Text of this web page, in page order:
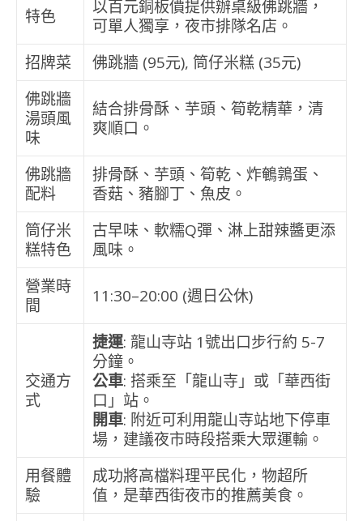
特色
以百元銅板價提供辦桌級佛跳牆，
可單人獨享，夜市排隊名店。
招牌菜
佛跳牆 (95元), 筒仔米糕 (35元)
佛跳牆
湯頭風
味
結合排骨酥、芋頭、筍乾精華，清
爽順口。
佛跳牆
配料
排骨酥、芋頭、筍乾、炸鵪鶉蛋、
香菇、豬腳丁、魚皮。
筒仔米
糕特色
古早味、軟糯Q彈、淋上甜辣醬更添
風味。
營業時
間
11:30–20:00 (週日公休)
交通方
式
捷運: 龍山寺站 1號出口步行約 5-7
分鐘。
公車: 搭乘至「龍山寺」或「華西街
口」站。
開車: 附近可利用龍山寺站地下停車
場，建議夜市時段搭乘大眾運輸。
用餐體
驗
成功將高檔料理平民化，物超所
值，是華西街夜市的推薦美食。